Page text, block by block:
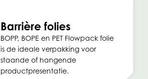
Barrière folies
BOPP, BOPE en PET Flowpack folie
is de ideale verpakking voor
staande of hangende
productpresentatie.